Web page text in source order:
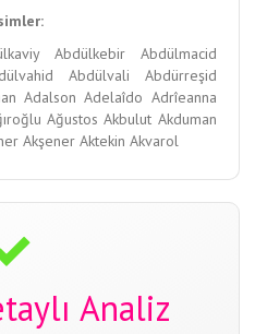
Abdülkebir
Abdülmacid
Abdülvali
Abdürreşid
Adalson Adelaîdo Adrîeanna
Ağustos Akbulut Akduman
Akşener Aktekin Akvarol
Analiz